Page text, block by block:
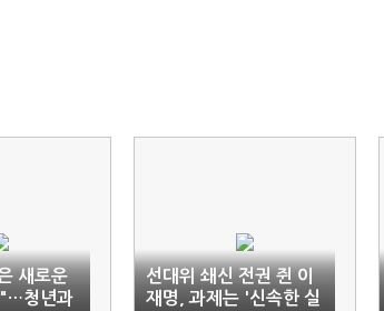
새로운
"…청년과
선대위 쇄신 전권 쥔 이
재명, 과제는 '신속한 실